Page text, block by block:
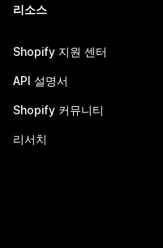
리소스
Shopify 지원 센터
API 설명서
Shopify 커뮤니티
리서치